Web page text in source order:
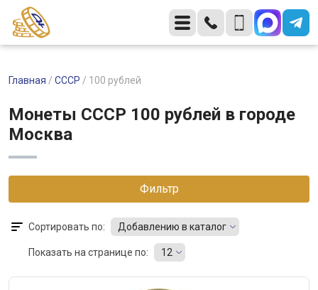
Главная / СССР / 100 рублей
Монеты CCCР 100 рублей в городе
Москва
Фильтр
Сортировать по: Добавлению в каталог
Показать на странице по: 12